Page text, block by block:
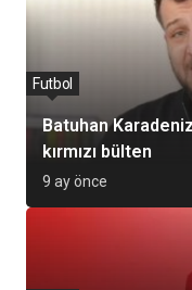
Batuhan
kırmızı bülten
Futbol
9 ay önce